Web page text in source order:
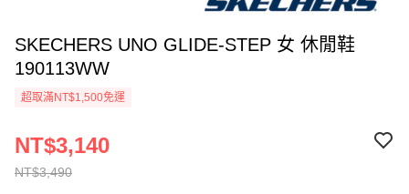
SKECHERS UNO GLIDE-STEP 女 休閒鞋
190113WW
超取滿NT$1,500免運
NT$3,490
NT$3,140